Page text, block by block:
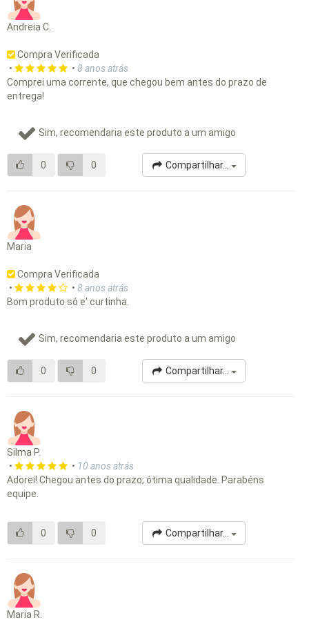
Andreia C.
Compra Verificada
•
• 8 anos atrás
Comprei uma corrente, que chegou bem antes do prazo de
entrega!
Sim, recomendaria este produto a um amigo
0 0 Compartilhar...
Maria
Compra Verificada
•
• 8 anos atrás
Bom produto só e' curtinha.
Sim, recomendaria este produto a um amigo
0 0 Compartilhar...
Silma P.
•
• 10 anos atrás
Adorei! Chegou antes do prazo; ótima qualidade. Parabéns
equipe.
0 0 Compartilhar...
Maria R.